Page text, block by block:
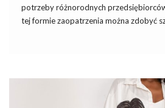
potrzeby różnorodnych
tej formie zaopatrzenia można zdobyć
artykule zgłębimy temat odzieży
się korzyściom, jakie niesie dla różnych